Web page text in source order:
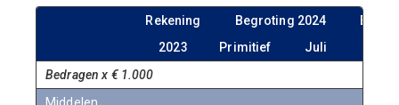
Rekening Begroting 2024
2023
Primitief Juli
Bedragen x € 1.000